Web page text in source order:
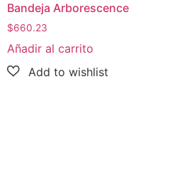
Bandeja Arborescence
$660.23
Añadir al carrito